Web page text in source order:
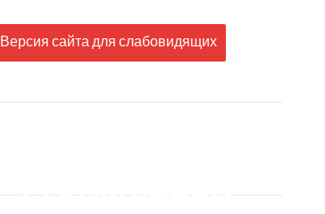
Версия сайта для слабовидящих